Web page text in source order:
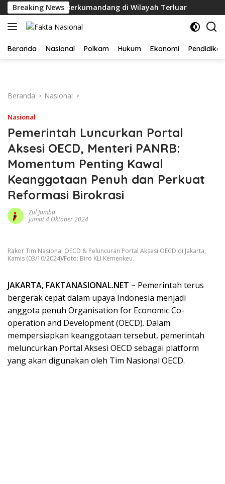
Langsung
ke
konten
Breaking News
Raya Berkumandang di Wilayah Terluar
Beranda Nasional Polkam Hukum Ekonomi Pendidikan
Beranda Nasional
Nasional
Pemerintah Luncurkan Portal
Aksesi OECD, Menteri PANRB:
Momentum Penting Kawal
Keanggotaan Penuh dan Perkuat
Reformasi Birokrasi
Zul Jamba
Jumat 4 Oktober 2024
Rakor Tim Nasional OECD & Peluncuran Portal Aksesi OECD di Jakarta,
Kamis (03/10/2024)/Foto: Biro KLI Kemenkeu.
JAKARTA, FAKTANASIONAL.NET – Pemerintah terus
bergerak cepat dalam upaya Indonesia menjadi
anggota penuh Organisation for Economic Co-
operation and Development (OECD). Dalam
mempersiapkan keanggotaan tersebut, pemerintah
meluncurkan Portal Aksesi OECD sebagai platform
yang akan digunakan oleh Tim Nasional OECD.